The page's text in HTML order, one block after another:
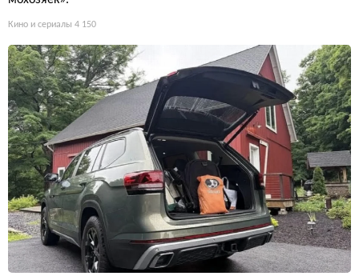
Кино и сериалы 4 150